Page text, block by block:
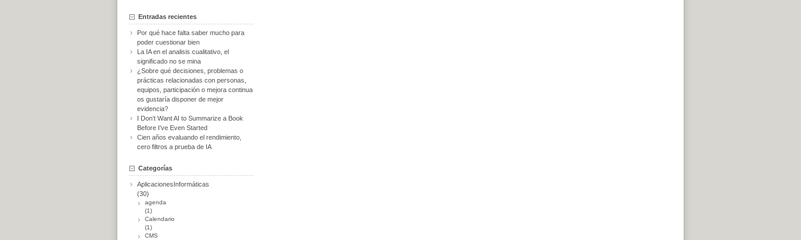
Entradas recientes
Por qué hace falta saber mucho para
poder cuestionar bien
La IA en el analisis cualitativo, el
significado no se mina
¿Sobre qué decisiones, problemas o
prácticas relacionadas con personas,
equipos, participación o mejora continua
os gustaría disponer de mejor
evidencia?
I Don’t Want AI to Summarize a Book
Before I’ve Even Started
Cien años evaluando el rendimiento,
cero filtros a prueba de IA
Categorías
AplicacionesInformáticas
(30)
agenda
(1)
Calendario
(1)
CMS